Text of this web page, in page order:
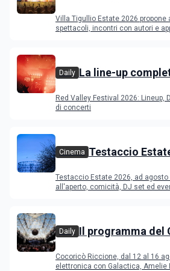
Villa Tigullio Estate 2026 propone
spettacoli, incontri con autori e
Daily La line-up
Red Valley Festival 2026: Lineup,
di concerti
Cinema Testaccio
Ferragosto
Testaccio Estate 2026, ad
all'aperto, comicità, DJ set ed
Daily Il programma del
Cocoricò Riccione, dal 12 al 16
elettronica con Galactica, Amelie